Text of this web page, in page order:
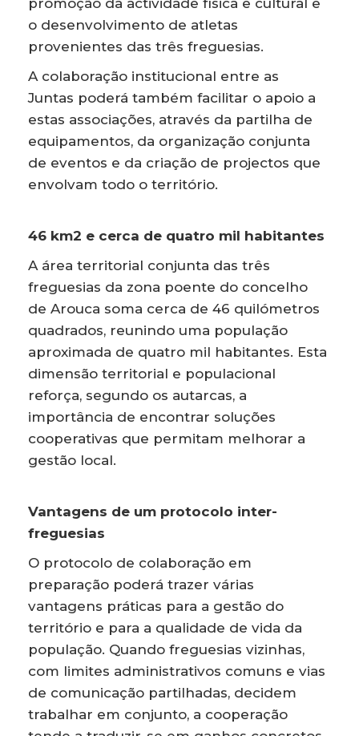
o desenvolvimento de atletas
provenientes das três freguesias.
A colaboração institucional entre as
Juntas poderá também facilitar o apoio a
estas associações, através da partilha de
equipamentos, da organização conjunta
de eventos e da criação de projectos que
envolvam todo o território.
46 km2 e cerca de quatro mil habitantes
A área territorial conjunta das três
freguesias da zona poente do concelho
de Arouca soma cerca de 46 quilómetros
quadrados, reunindo uma população
aproximada de quatro mil habitantes. Esta
dimensão territorial e populacional
reforça, segundo os autarcas, a
importância de encontrar soluções
cooperativas que permitam melhorar a
gestão local.
Vantagens de um protocolo inter-
freguesias
O protocolo de colaboração em
preparação poderá trazer várias
vantagens práticas para a gestão do
território e para a qualidade de vida da
população. Quando freguesias vizinhas,
com limites administrativos comuns e vias
de comunicação partilhadas, decidem
trabalhar em conjunto, a cooperação